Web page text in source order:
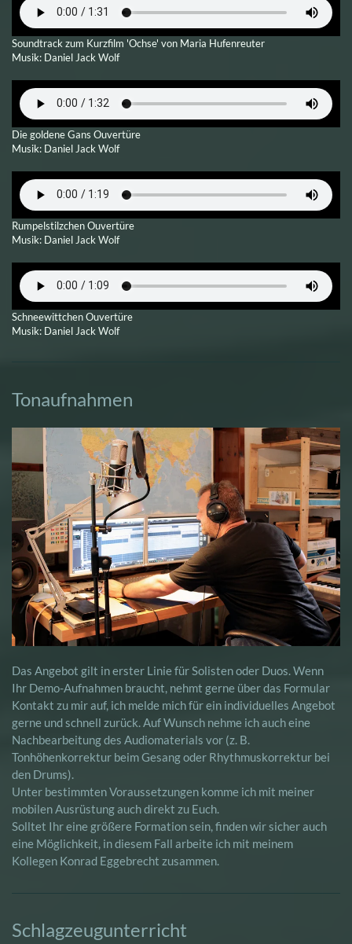
Soundtrack zum Kurzfilm 'Ochse' von Maria Hufenreuter
Musik: Daniel Jack Wolf
Die goldene Gans Ouvertüre
Musik: Daniel Jack Wolf
Rumpelstilzchen Ouvertüre
Musik: Daniel Jack Wolf
Schneewittchen Ouvertüre
Musik: Daniel Jack Wolf
Tonaufnahmen
Das Angebot gilt in erster Linie für Solisten oder Duos. Wenn
Ihr Demo-Aufnahmen braucht, nehmt gerne über das Formular
Kontakt zu mir auf, ich melde mich für ein individuelles Angebot
gerne und schnell zurück. Auf Wunsch nehme ich auch eine
Nachbearbeitung des Audiomaterials vor (z. B.
Tonhöhenkorrektur beim Gesang oder Rhythmuskorrektur bei
den Drums).
Unter bestimmten Voraussetzungen komme ich mit meiner
mobilen Ausrüstung auch direkt zu Euch.
Solltet Ihr eine größere Formation sein, finden wir sicher auch
eine Möglichkeit, in diesem Fall arbeite ich mit meinem
Kollegen Konrad Eggebrecht zusammen.
Schlagzeugunterricht